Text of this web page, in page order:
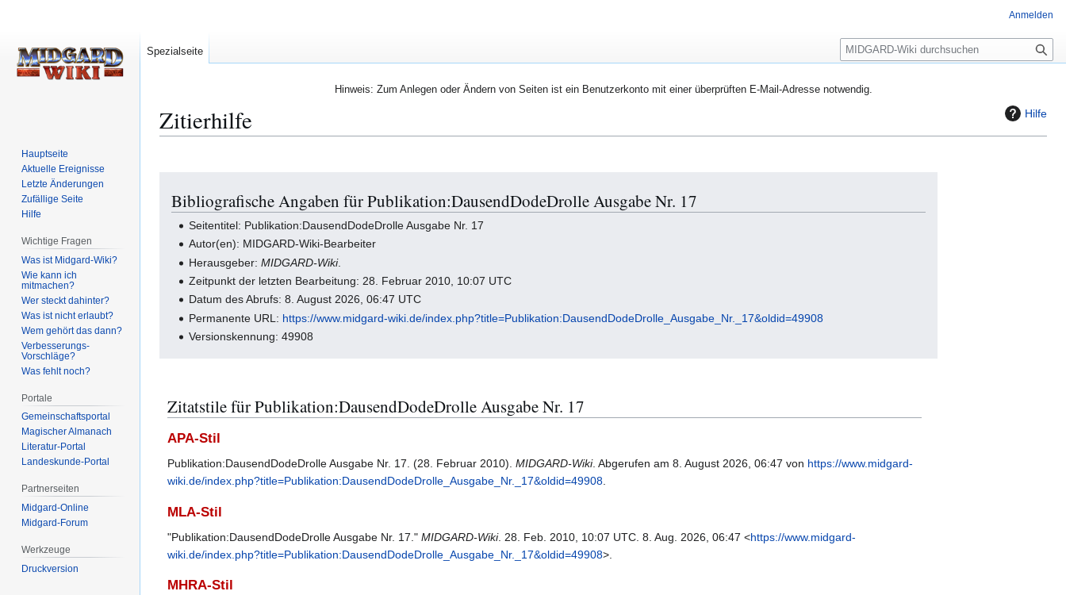
Hinweis: Zum Anlegen oder Ändern von Seiten ist ein Benutzerkonto mit einer überprüften E-Mail-Adresse notwendig.
Hilfe
Zitierhilfe
Navigation
springen
Suche
springen
Bibliografische Angaben für Publikation:DausendDodeDrolle Ausgabe Nr. 17
Seitentitel: Publikation:DausendDodeDrolle Ausgabe Nr. 17
Autor(en): MIDGARD-Wiki-Bearbeiter
Herausgeber:MIDGARD-Wiki.
Zeitpunkt der letzten Bearbeitung: 28. Februar 2010, 10:07 UTC
Datum des Abrufs: 8. August 2026, 06:47 UTC
Permanente URL: https://www.midgard-wiki.de/index.php?title=Publikation:DausendDodeDrolle_Ausgabe_Nr._17&oldid=49908
Versionskennung: 49908
Zitatstile für Publikation:DausendDodeDrolle Ausgabe Nr. 17
APA-Stil
Publikation:DausendDodeDrolle Ausgabe Nr. 17. (28. Februar 2010). MIDGARD-Wiki. Abgerufen am 8. August 2026, 06:47 von https://www.midgard-
wiki.de/index.php?title=Publikation:DausendDodeDrolle_Ausgabe_Nr._17&oldid=49908.
MLA-Stil
"Publikation:DausendDodeDrolle Ausgabe Nr. 17." MIDGARD-Wiki. 28. Feb. 2010, 10:07 UTC. 8. Aug. 2026, 06:47 <https://www.midgard-
wiki.de/index.php?title=Publikation:DausendDodeDrolle_Ausgabe_Nr._17&oldid=49908>.
MHRA-Stil
Anmelden
Spezialseite
S
u
h
Hauptseite
Aktuelle Ereignisse
Letzte Änderungen
Zufällige Seite
Hilfe
Wichtige Fragen
Was ist Midgard-Wiki?
Wie kann ich
mitmachen?
Wer steckt dahinter?
Was ist nicht erlaubt?
Wem gehört das dann?
Verbesserungs-
Vorschläge?
Was fehlt noch?
Portale
Gemeinschafts­portal
Magischer Almanach
Literatur-Portal
Landeskunde-Portal
Partnerseiten
Midgard-Online
Midgard-Forum
Werkzeuge
Druckversion